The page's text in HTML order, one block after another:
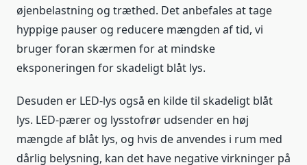
øjenbelastning og træthed. Det anbefales at tage
hyppige pauser og reducere mængden af tid, vi
bruger foran skærmen for at mindske
eksponeringen for skadeligt blåt lys.
Desuden er LED-lys også en kilde til skadeligt blåt
lys. LED-pærer og lysstofrør udsender en høj
mængde af blåt lys, og hvis de anvendes i rum med
dårlig belysning, kan det have negative virkninger på